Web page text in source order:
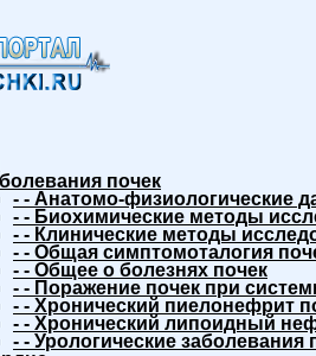
почек
- - Анатомо-физиологические
- - Биохимические методы
- - Клинические методы
- - Общая симптомоталогия
- - Общее о болезнях почек
- - Поражение почек при
- - Хронический пиелонефрит
- - Хронический липоидный
- - Урологические заболевания